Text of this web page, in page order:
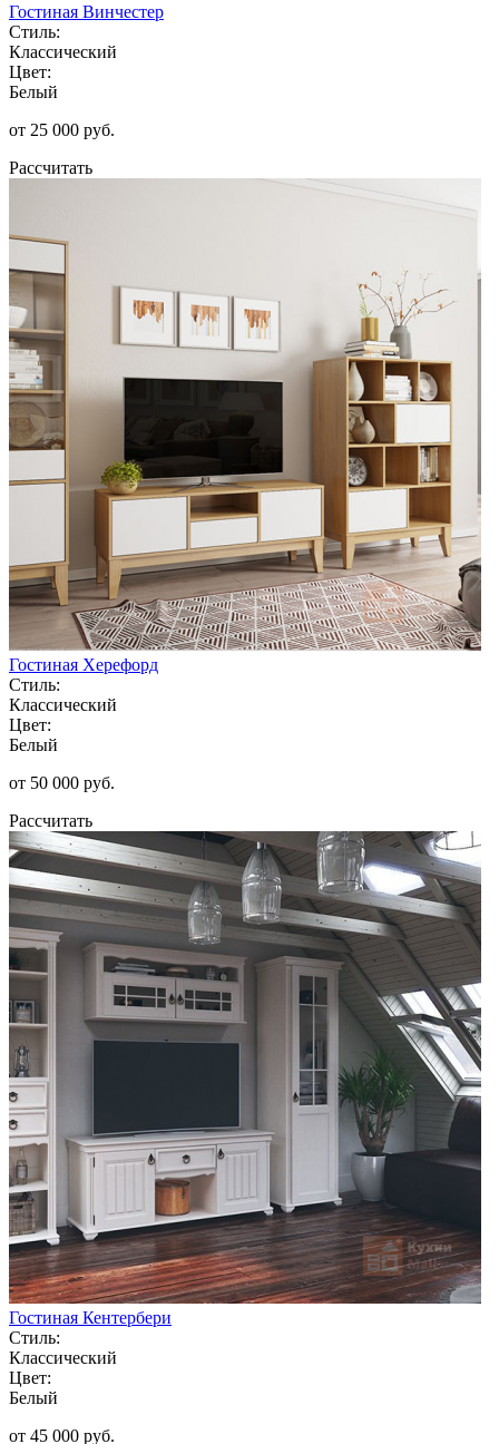
Гостиная Винчестер
Стиль:
Классический
Цвет:
Белый
от 25 000 руб.
Рассчитать
Гостиная Херефорд
Стиль:
Классический
Цвет:
Белый
от 50 000 руб.
Рассчитать
Гостиная Кентербери
Стиль:
Классический
Цвет:
Белый
от 45 000 руб.